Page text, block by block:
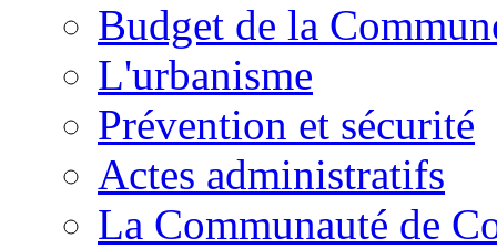
Budget de la
L'urbanisme
Prévention et sécurité
Actes administratifs
La Communauté de